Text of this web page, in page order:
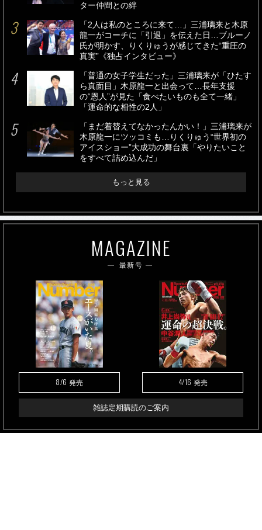
ター仲間との絆
「2人は私のところに来て…」三浦璃来と木原
龍一がコーチに「引退」を伝えた日…ブルーノ
氏が明かす、りくりゅうが感じてきた“重圧の
真実”《独占インタビュー》
「普通の女子学生だった」三浦璃来が「ひたす
ら真面目」木原龍一と出会って…長年支援
の“恩人”が見た「食べたいものも全て一緒」
「運命的な相性の2人」
「まだ着替えてなかったんかい！」三浦璃来が
木原龍一にツッコミも…りくりゅう“世界初の
アイスショー”大成功の舞台裏「やりたいこと
をすべて詰め込んだ」
もっと見る
MAGAZINE
最新号
8/6 発売 4/16 発売
雑誌定期購読のご案内